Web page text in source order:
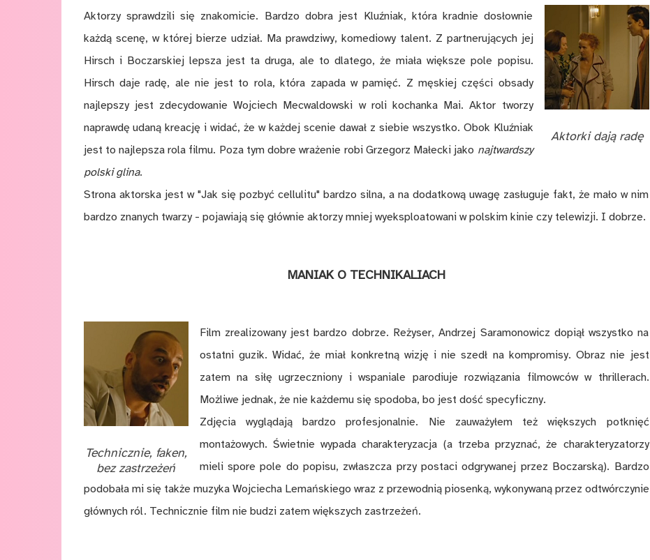
Aktorki dają radę
Aktorzy sprawdzili się znakomicie. Bardzo dobra jest Kluźniak, która kradnie dosłownie
każdą scenę, w której bierze udział. Ma prawdziwy, komediowy talent. Z partnerujących jej
Hirsch i Boczarskiej lepsza jest ta druga, ale to dlatego, że miała większe pole popisu.
Hirsch daje radę, ale nie jest to rola, która zapada w pamięć. Z męskiej części obsady
najlepszy jest zdecydowanie Wojciech Mecwaldowski w roli kochanka Mai. Aktor tworzy
naprawdę udaną kreację i widać, że w każdej scenie dawał z siebie wszystko. Obok Kluźniak
jest to najlepsza rola filmu. Poza tym dobre wrażenie robi Grzegorz Małecki jako najtwardszy
polski glina.
Strona aktorska jest w "Jak się pozbyć cellulitu" bardzo silna, a na dodatkową uwagę zasługuje fakt, że mało w nim
bardzo znanych twarzy - pojawiają się głównie aktorzy mniej wyeksploatowani w polskim kinie czy telewizji. I dobrze.
MANIAK O TECHNIKALIACH
Technicznie, faken,
bez zastrzeżeń
Film zrealizowany jest bardzo dobrze. Reżyser, Andrzej Saramonowicz dopiął wszystko na
ostatni guzik. Widać, że miał konkretną wizję i nie szedł na kompromisy. Obraz nie jest
zatem na siłę ugrzeczniony i wspaniale parodiuje rozwiązania filmowców w thrillerach.
Możliwe jednak, że nie każdemu się spodoba, bo jest dość specyficzny.
Zdjęcia wyglądają bardzo profesjonalnie. Nie zauważyłem też większych potknięć
montażowych. Świetnie wypada charakteryzacja (a trzeba przyznać, że charakteryzatorzy
mieli spore pole do popisu, zwłaszcza przy postaci odgrywanej przez Boczarską). Bardzo
podobała mi się także muzyka Wojciecha Lemańskiego wraz z przewodnią piosenką, wykonywaną przez odtwórczynie
głównych ról. Technicznie film nie budzi zatem większych zastrzeżeń.